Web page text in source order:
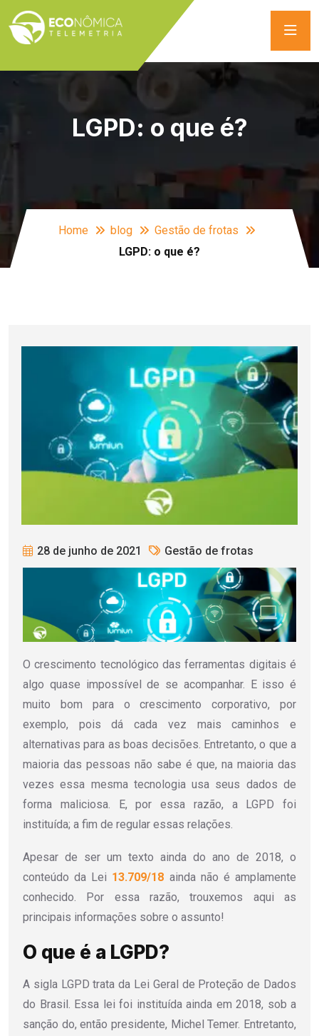
LGPD: o que é?
Home blog
Gestão de frotas
LGPD: o que é?
28 de junho de 2021 Gestão de frotas
O crescimento tecnológico das ferramentas digitais é
algo quase impossível de se acompanhar. E isso é
muito bom para o crescimento corporativo, por
exemplo, pois dá cada vez mais caminhos e
alternativas para as boas decisões. Entretanto, o que a
maioria das pessoas não sabe é que, na maioria das
vezes essa mesma tecnologia usa seus dados de
forma maliciosa. E, por essa razão, a LGPD foi
instituída; a fim de regular essas relações.
Apesar de ser um texto ainda do ano de 2018, o
conteúdo da Lei 13.709/18 ainda não é amplamente
conhecido. Por essa razão, trouxemos aqui as
principais informações sobre o assunto!
O que é a LGPD?
A sigla LGPD trata da Lei Geral de Proteção de Dados
do Brasil. Essa lei foi instituída ainda em 2018, sob a
sanção do, então presidente, Michel Temer. Entretanto,